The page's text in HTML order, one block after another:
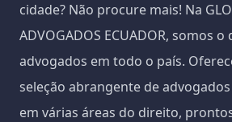
cidade? Não procure mais! Na
ADVOGADOS ECUADOR, somos
advogados em todo o país.
seleção abrangente de
em várias áreas do direito,